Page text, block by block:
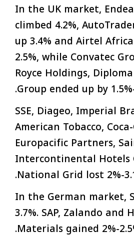
In the UK market,
climbed 4.2%,
up 3.4% and Airtel
2.5%, while Convatec
Royce Holdings,
Group ended up by
SSE, Diageo, Imperial
American Tobacco,
Europacific Partners,
Intercontinental Hotels
National Grid lost 2%-
In the German market,
3.7%. SAP, Zalando and
Materials gained 2%-